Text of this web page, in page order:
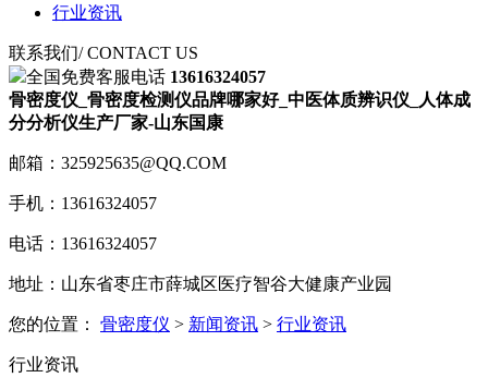
行业资讯
联系我们/ CONTACT US
全国免费客服电话 13616324057
骨密度仪_骨密度检测仪品牌哪家好_中医体质辨识仪_人体成
分分析仪生产厂家-山东国康
邮箱：325925635@QQ.COM
手机：13616324057
电话：13616324057
地址：山东省枣庄市薛城区医疗智谷大健康产业园
您的位置： 骨密度仪 > 新闻资讯 > 行业资讯
行业资讯